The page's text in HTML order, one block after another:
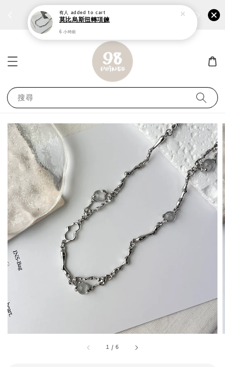
個性鋼戒任兩件1300⚡ 加
搜尋
1 /6
有人 added to cart
莫比烏斯扭轉項鍊
6 小時前